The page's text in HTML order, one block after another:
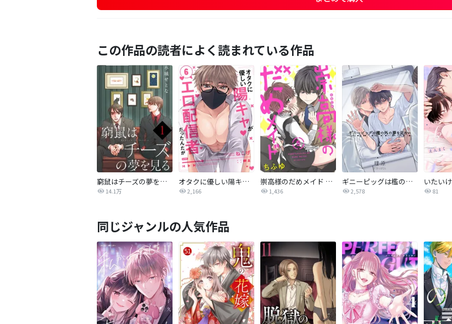
この作品の読者によく読まれている作品
窮鼠はチーズの夢を見る【単話】
14.1万
オタクに優しい陽キャがエロ配信者だったんだが【単話売】
2,166
崇高様のだめメイド 【単話売】
1,436
ギニーピッグは檻の外の夢を見ない【単話売】
2,578 81
同じジャンルの人気作品